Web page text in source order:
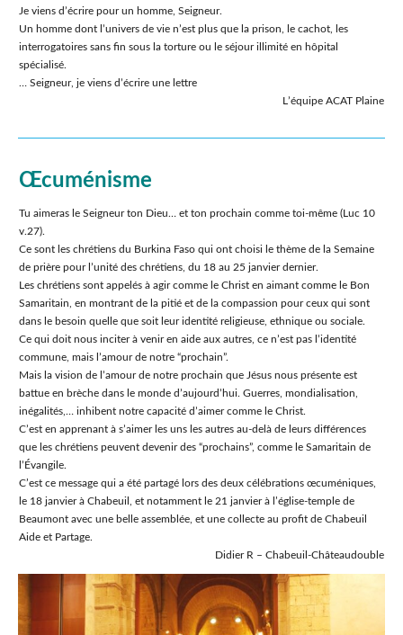
Je viens dʼécrire pour un homme, Seigneur.
Un homme dont lʼunivers de vie nʼest plus que la prison, le cachot, les
interrogatoires sans fin sous la torture ou le séjour illimité en hôpital
spécialisé.
… Seigneur, je viens dʼécrire une lettre
Lʼéquipe ACAT Plaine
Œcuménisme
Tu aimeras le Seigneur ton Dieu… et ton prochain comme toi-même (Luc 10
v.27).
Ce sont les chrétiens du Burkina Faso qui ont choisi le thème de la Semaine
de prière pour lʼunité des chrétiens, du 18 au 25 janvier dernier.
Les chrétiens sont appelés à agir comme le Christ en aimant comme le Bon
Samaritain, en montrant de la pitié et de la compassion pour ceux qui sont
dans le besoin quelle que soit leur identité religieuse, ethnique ou sociale.
Ce qui doit nous inciter à venir en aide aux autres, ce nʼest pas lʼidentité
commune, mais lʼamour de notre “prochain”.
Mais la vision de lʼamour de notre prochain que Jésus nous présente est
battue en brèche dans le monde dʼaujourdʼhui. Guerres, mondialisation,
inégalités,… inhibent notre capacité dʼaimer comme le Christ.
Cʼest en apprenant à sʼaimer les uns les autres au-delà de leurs différences
que les chrétiens peuvent devenir des “prochains”, comme le Samaritain de
lʼÉvangile.
C’est ce message qui a été partagé lors des deux célébrations œcuméniques,
le 18 janvier à Chabeuil, et notamment le 21 janvier à l’église-temple de
Beaumont avec une belle assemblée, et une collecte au profit de Chabeuil
Aide et Partage.
Didier R – Chabeuil-Châteaudouble